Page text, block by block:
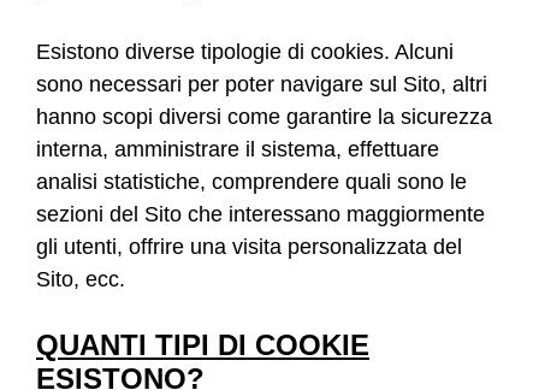
Esistono diverse tipologie di cookies. Alcuni
sono necessari per poter navigare sul Sito, altri
hanno scopi diversi come garantire la sicurezza
interna, amministrare il sistema, effettuare
analisi statistiche, comprendere quali sono le
sezioni del Sito che interessano maggiormente
gli utenti, offrire una visita personalizzata del
Sito, ecc.
QUANTI TIPI DI COOKIE
ESISTONO?